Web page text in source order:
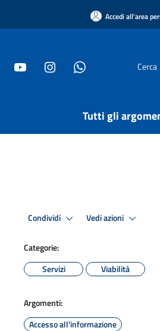
Accedi all'area
Cerca
Tutti gli
Condividi Vedi azioni
Categorie:
Servizi
Viabilità
Argomenti:
Accesso all'informazione